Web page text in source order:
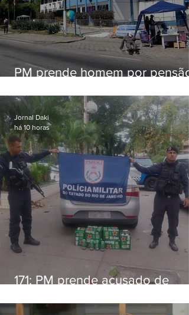
PM prende homem por pensão
171: PM prende acusado de
Niterói
Jornal Daki
há 10 horas